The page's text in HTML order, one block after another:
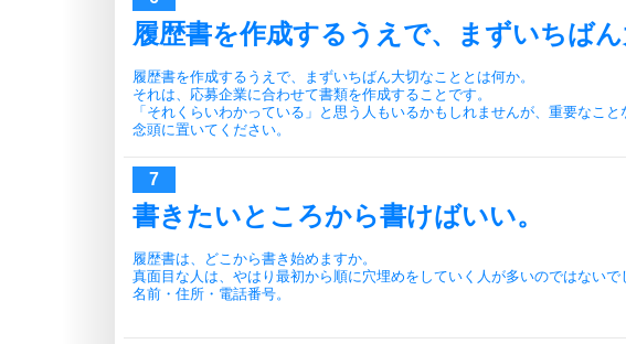
履歴書を作成するうえで、まずいちばん
履歴書を作成するうえで、まずいちばん大切なこととは何か。
それは、応募企業に合わせて書類を作成することです。
「それくらいわかっている」と思う人もいるかもしれませんが、重要なこ
念頭に置いてください。
書きたいところから書けばいい。
履歴書は、どこから書き始めますか。
真面目な人は、やはり最初から順に穴埋めをしていく人が多いのではないで
名前・住所・電話番号。